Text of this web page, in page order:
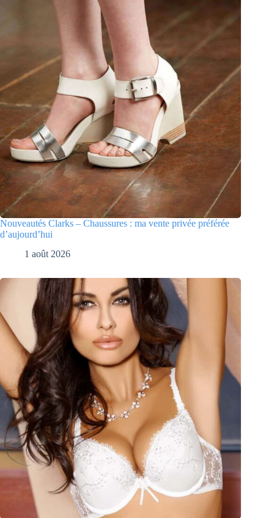
Nouveautés Clarks – Chaussures : ma vente privée préférée
d’aujourd’hui
1 août 2026